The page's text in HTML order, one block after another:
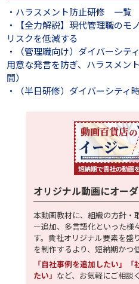
・ハラスメント防止研修 一覧
・【全力解説】現代管理職のモ
リスクを低減する
・（管理職向け）ダイバーシテ
用意な発言を防ぎ、ハラスメン
間）
・（半日研修）ダイバーシティ
オリジナル動画にオー
本動画教材に、組織の方針・
ー追加、多言語化といった様
す。貴社オリジナル要素を盛
を制作するより、短納期かつ
「自社事例を追加したい」
たい」 など、お気軽にご相談